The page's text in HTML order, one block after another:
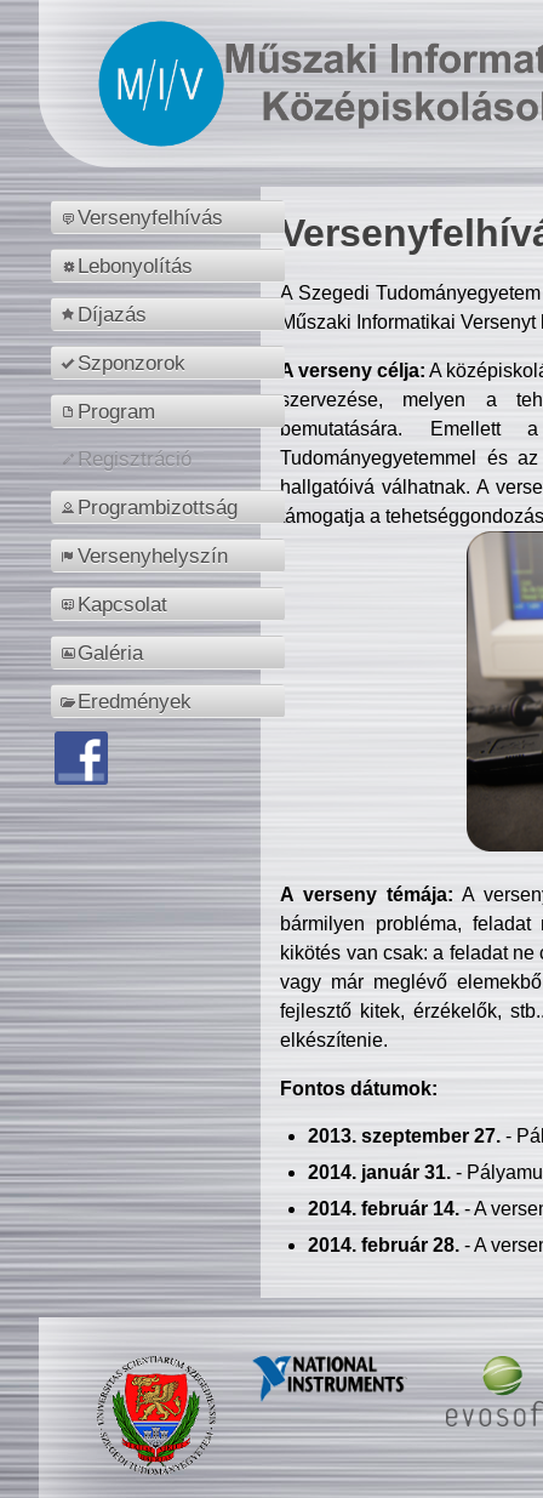
Versenyfelhívás
Lebonyolítás
Díjazás
Szponzorok
Program
Regisztráció
Programbizottság
Versenyhelyszín
Kapcsolat
Galéria
Eredmények
A Szegedi
Műszaki Informatikai
A verseny célja: A
szervezése, melyen a
bemutatására. Emellett
Tudományegyetemmel és
hallgatóivá válhatnak. A
támogatja a
A verseny témája: A
bármilyen probléma, feladat
kikötés van csak: a feladat
vagy már meglévő
fejlesztő kitek, érzékelők,
elkészítenie.
Fontos dátumok:
2013. szeptember 27.-
2014. január 31.-
2014. február 14.- A
2014. február 28.- A